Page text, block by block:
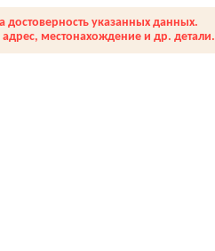
указанных данных.
местонахождение и др. детали.